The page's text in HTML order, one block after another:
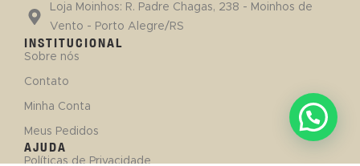
Loja Moinhos: R. Padre Chagas, 238 - Moinhos de
Vento - Porto Alegre/RS
INSTITUCIONAL
Sobre nós
Contato
Minha Conta
Meus Pedidos
AJUDA
Políticas de Privacidade